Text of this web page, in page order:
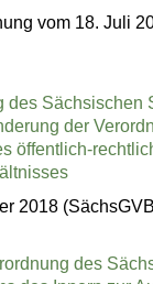
vom 18. Juli
des Sächsischen
der
öffentlich-
2018
des